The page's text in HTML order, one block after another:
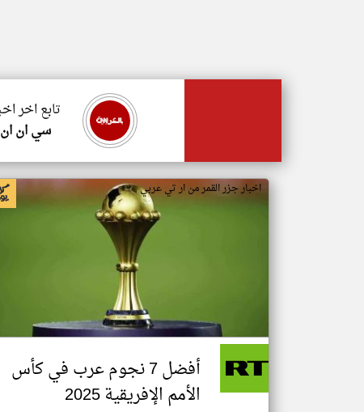
تابع اخر
سي ان
اخبار جزر القمر من ار تي عربي
أفضل 7 نجوم عرب في كأس
الأمم الإفريقية 2025